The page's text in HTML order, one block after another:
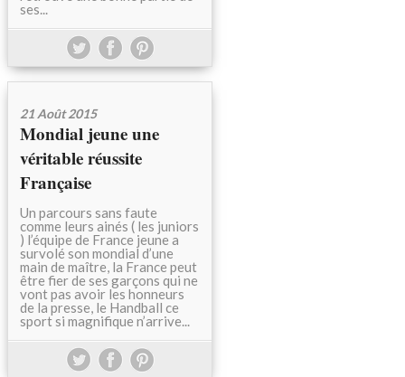
ses...
21 Août 2015
Mondial jeune une
véritable réussite
Française
Un parcours sans faute
comme leurs ainés ( les juniors
) l’équipe de France jeune a
survolé son mondial d’une
main de maître, la France peut
être fier de ses garçons qui ne
vont pas avoir les honneurs
de la presse, le Handball ce
sport si magnifique n’arrive...